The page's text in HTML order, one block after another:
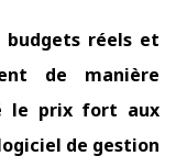
budgets réels et
de manière
le prix fort aux
de gestion